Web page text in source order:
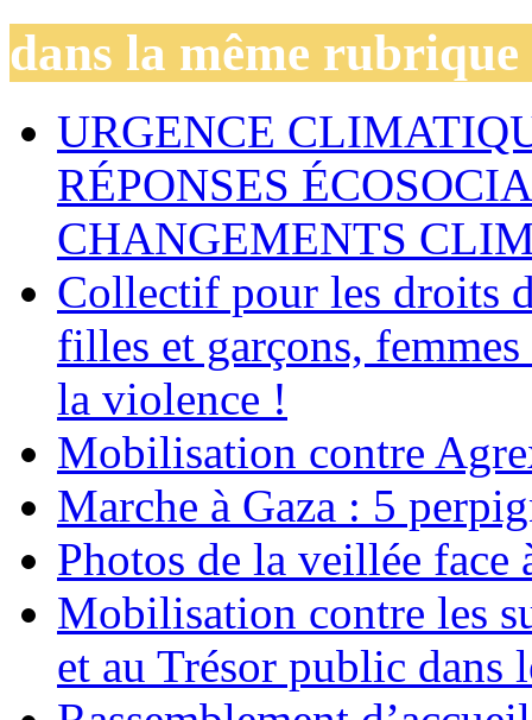
dans la même rubrique
URGENCE
RÉPONSES
CHANGEMENTS
Collectif pour les droits
filles et garçons,
la violence !
Mobilisation contre
Marche à Gaza : 5
Photos de la veillée face
Mobilisation contre les
et au Trésor public dans